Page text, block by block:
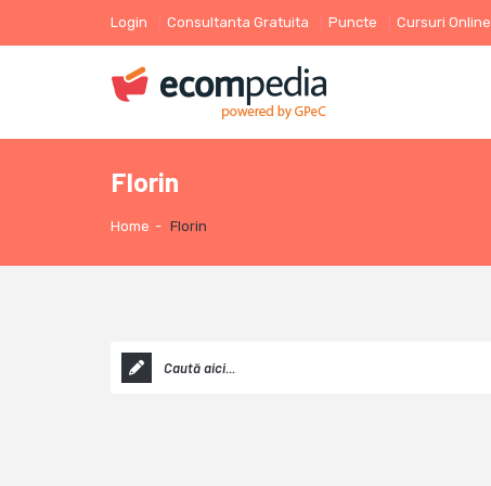
Login Consultanta Gratuita Puncte Cursuri Online
Florin
Home - Florin